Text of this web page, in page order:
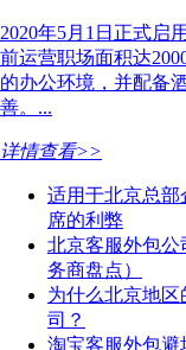
2020年5月1日正式启
前运营职场面积达
的办公环境，并配备
善。...
详情查看>>
适用于北京总部
席的利弊
北京客服外包公
务商盘点）
为什么北京地
司？
淘宝客服外包避